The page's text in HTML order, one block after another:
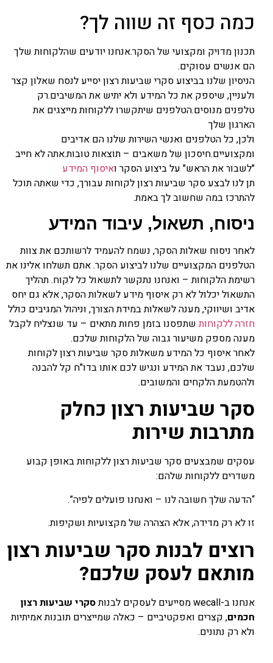
כמה כסף זה שווה לך?
תכנון מדויק ומקצועי של הסקר.אנחנו יודעים שהלקוחות שלך
הם אנשים עסוקים.
הניסיון שלנו בביצוע סקרי שביעות רצון יסייע לנסח שאלון קצר
ולעניין, שיספק את כל המידע ולא יתיש את המשיבים.רק
טלפנים מנוסים.הטלפנים שיתקשרו ללקוחות מייצגים את
הארגון שלך
ולכן, כל הטלפנים ואנשי השירות שלנו הם אדיבים
ומקצועיים.חיסכון של משאבים – תוצאות טובות.אתה לא חייב
"לשבור את הראש" על ביצוע הסקר ואיסוף המידע
תן לנו לבצע סקר שביעות רצון לקוחות עבורך, כדי שאתה תוכל
להתרכז במה שחשוב לך באמת.
ניסוח, תשאול, עיבוד המידע
לאחר ניסוח שאלות הסקר, נשמח להעמיד לרשותכם את צוות
הטלפנים המקצועיים שלנו לביצוע הסקר. אתם תשלחו אלינו את
רשימת הלקוחות – ואנחנו נתקשר לתשאול כל לקוח. תהליך
התשאול יכלול לא רק איסוף מידע לשאלות הסקר, אלא גם יחס
אדיב ושיווקי, מענה לשאלות במידת הצורך, וניהול המגיבים כולל
חזרה ללקוחותשתפסנו בזמן פחות מתאים – עד שנצליח לקבל
מענה מספק משיעור גבוה של הלקוחות שלכם.
לאחר איסוף כל המידע משאלות סקר שביעות רצון לקוחות
שלכם, נעבד את המידע ונגיש לכם אותו בדו"ח קל להבנה
ולהטמעת הלקחים והמשובים.
סקר שביעות רצון כחלק
מתרבות שירות
עסקים שמבצעים סקר שביעות רצון ללקוחות באופן קבוע
משדרים ללקוחות שלהם:
“הדעה שלך חשובה לנו – ואנחנו פועלים לפיה”.
זו לא רק מדידה, אלא הצהרה של מקצועיות ושקיפות.
רוצים לבנות סקר שביעות רצון
מותאם לעסק שלכם?
אנחנו ב-wecall מסייעים לעסקים לבנות
סקרי שביעות רצון
חכמים, קצרים ואפקטיביים – כאלה שמייצרים תובנות אמיתיות
ולא רק נתונים.